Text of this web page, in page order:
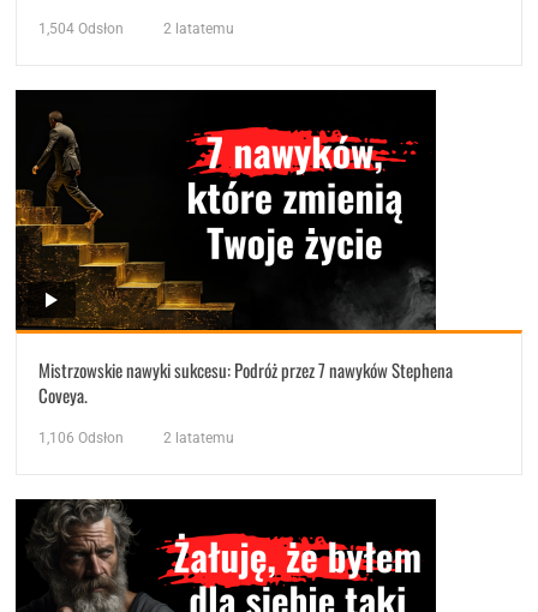
1,504 Odsłon 2 latatemu
Mistrzowskie nawyki sukcesu: Podróż przez 7 nawyków Stephena
Coveya.
1,106 Odsłon 2 latatemu